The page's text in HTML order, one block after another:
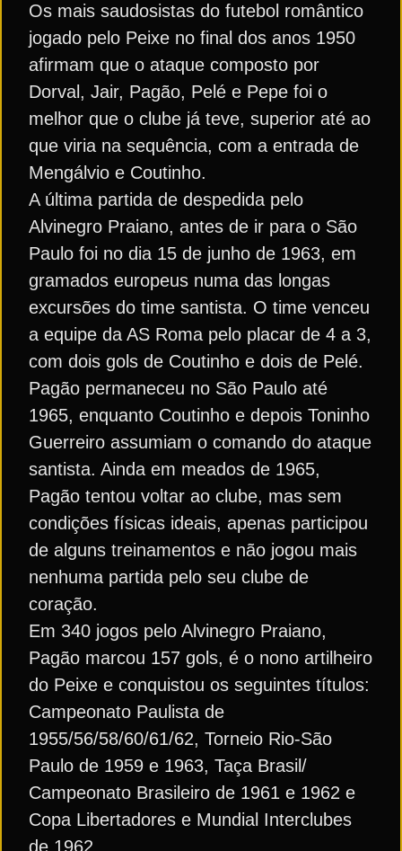
Os mais saudosistas do futebol romântico
jogado pelo Peixe no final dos anos 1950
afirmam que o ataque composto por
Dorval, Jair, Pagão, Pelé e Pepe foi o
melhor que o clube já teve, superior até ao
que viria na sequência, com a entrada de
Mengálvio e Coutinho.
A última partida de despedida pelo
Alvinegro Praiano, antes de ir para o São
Paulo foi no dia 15 de junho de 1963, em
gramados europeus numa das longas
excursões do time santista. O time venceu
a equipe da AS Roma pelo placar de 4 a 3,
com dois gols de Coutinho e dois de Pelé.
Pagão permaneceu no São Paulo até
1965, enquanto Coutinho e depois Toninho
Guerreiro assumiam o comando do ataque
santista. Ainda em meados de 1965,
Pagão tentou voltar ao clube, mas sem
condições físicas ideais, apenas participou
de alguns treinamentos e não jogou mais
nenhuma partida pelo seu clube de
coração.
Em 340 jogos pelo Alvinegro Praiano,
Pagão marcou 157 gols, é o nono artilheiro
do Peixe e conquistou os seguintes títulos:
Campeonato Paulista de
1955/56/58/60/61/62, Torneio Rio-São
Paulo de 1959 e 1963, Taça Brasil/
Campeonato Brasileiro de 1961 e 1962 e
Copa Libertadores e Mundial Interclubes
de 1962.